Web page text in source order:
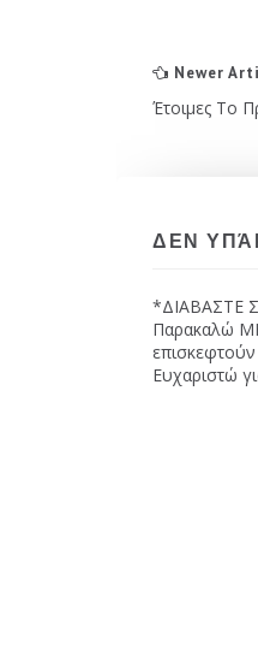
Newer
Έτοιμες Το
ΔΕΝ
*ΔΙΑΒΑΣΤΕ
Παρακαλώ
Ευχαριστώ